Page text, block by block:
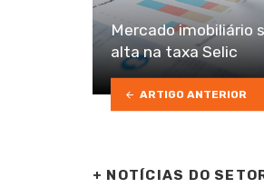
Mercado imobiliário
alta na taxa Selic
ARTIGO ANTERIOR
+ NOTÍCIAS DO